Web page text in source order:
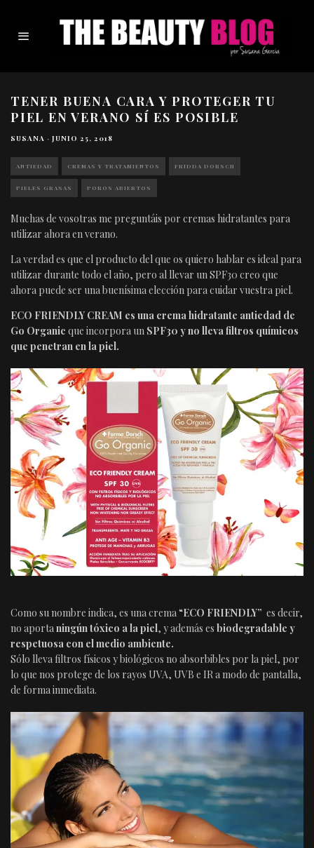
TENER BUENA CARA Y PROTEGER TU
PIEL EN VERANO SÍ ES POSIBLE
SUSANA · JUNIO 25, 2018
ANTIEDAD CREMAS Y TRATAMIENTOS FRIDDA DORSCH
PIELES GRASAS POROS ABIERTOS
Muchas de vosotras me preguntáis por cremas hidratantes para
utilizar ahora en verano.
La verdad es que el producto del que os quiero hablar es ideal para
utilizar durante todo el año, pero al llevar un SPF30 creo que
ahora puede ser una buenísima elección para cuidar vuestra piel.
ECO FRIENDLY CREAM es una crema hidratante antiedad de
Go Organic que incorpora un SPF30 y no lleva filtros químicos
que penetran en la piel.
Como su nombre indica, es una crema “ECO FRIENDLY” es decir,
no aporta ningún tóxico a la piel, y además es biodegradable y
respetuosa con el medio ambiente.
Sólo lleva filtros físicos y biológicos no absorbibles por la piel, por
lo que nos protege de los rayos UVA, UVB e IR a modo de pantalla,
de forma inmediata.